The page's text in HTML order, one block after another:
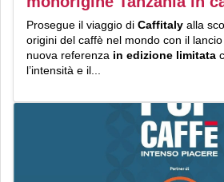
Prosegue il viaggio di Caffitaly alla
origini del caffè nel mondo con il
nuova referenza in edizione limitata
l’intensità e il...